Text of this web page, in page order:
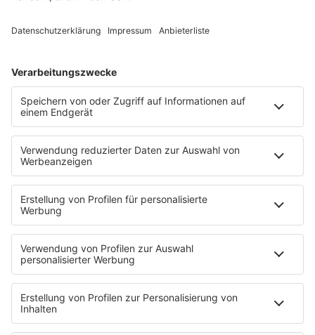
80s80s MAXIS
80s80s PARTY
80s80s POP STORIES
80s80s PRINCE
80s80s QUEEN
80s80s REGGAE
80s80s ROCK
80s80s ROMANTIC ROCK
80s80s SOUL BALLADS
80s80s SUMMER
80s80s TECHNO
80s80s WAVE
80s80s XMAS
80s80s YACHT ROCK
60s und 70s gibt es auf NORA
Musik